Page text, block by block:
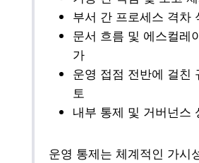
부서 간 프로세스 격차
문서 흐름 및 에스컬레
가
운영 접점 전반에 걸친
토
내부 통제 및 거버넌스
운영 통제는 체계적인 가시